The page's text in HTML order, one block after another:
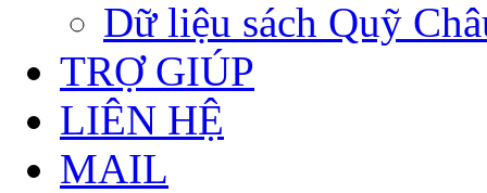
Dữ liệu sách Quỹ
TRỢ GIÚP
LIÊN HỆ
MAIL